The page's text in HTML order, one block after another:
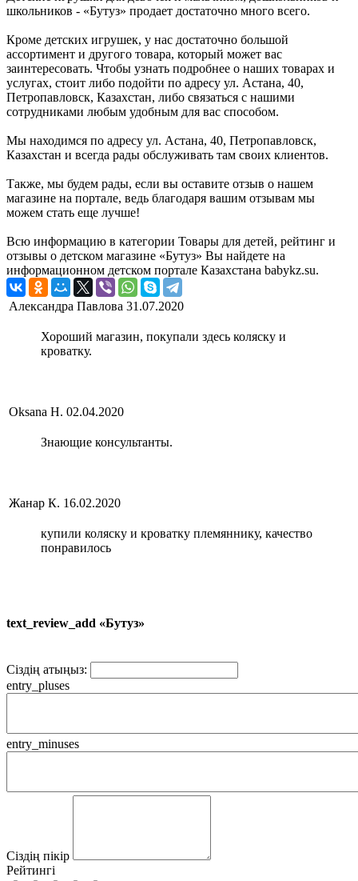
школьников - «Бутуз» продает достаточно много всего.
Кроме детских игрушек, у нас достаточно большой
ассортимент и другого товара, который может вас
заинтересовать. Чтобы узнать подробнее о наших товарах и
услугах, стоит либо подойти по адресу ул. Астана, 40,
Петропавловск, Казахстан, либо связаться с нашими
сотрудниками любым удобным для вас способом.
Мы находимся по адресу ул. Астана, 40, Петропавловск,
Казахстан и всегда рады обслуживать там своих клиентов.
Также, мы будем рады, если вы оставите отзыв о нашем
магазине на портале, ведь благодаря вашим отзывам мы
можем стать еще лучше!
Всю информацию в категории Товары для детей, рейтинг и
отзывы о детском магазине «Бутуз» Вы найдете на
информационном детском портале Казахстана babykz.su.
Александра Павлова 31.07.2020
Хороший магазин, покупали здесь коляску и
кроватку.
Oksana H. 02.04.2020
Знающие консультанты.
Жанар К. 16.02.2020
купили коляску и кроватку племяннику, качество
понравилось
text_review_add «Бутуз»
Сіздің атыңыз:
entry_pluses
entry_minuses
Сіздің пікір
Рейтингі